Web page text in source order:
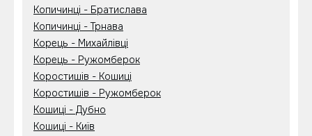
Копичинці - Братислава
Копичинці - Трнава
Корець - Михайлівці
Корець - Ружомберок
Коростишів - Кошиці
Коростишів - Ружомберок
Кошиці - Дубно
Кошиці - Київ